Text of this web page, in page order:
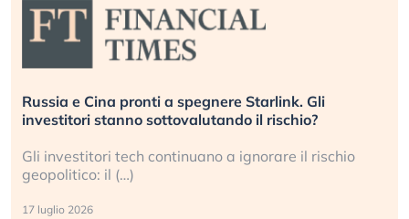
Russia e Cina pronti a spegnere Starlink. Gli
investitori stanno sottovalutando il rischio?
Gli investitori tech continuano a ignorare il rischio
geopolitico: il (…)
17 luglio 2026